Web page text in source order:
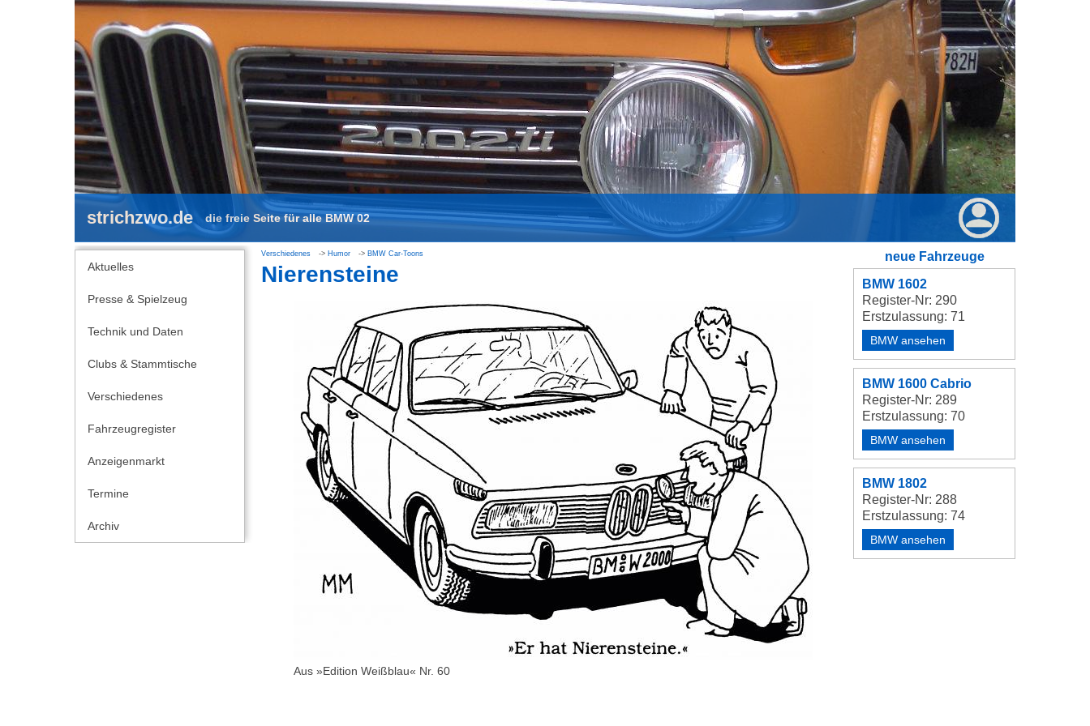
strichzwo.de die freie Seite für alle BMW 02
Aktuelles
Presse & Spielzeug
Technik und Daten
Clubs & Stammtische
Verschiedenes
Fahrzeugregister
Anzeigenmarkt
Termine
Archiv
Verschiedenes Humor BMW Car-Toons
Nierensteine
Aus »Edition Weißblau« Nr. 60
neue Fahrzeuge
BMW 1602
Register-Nr: 290
Erstzulassung: 71
BMW ansehen
BMW 1600 Cabrio
Register-Nr: 289
Erstzulassung: 70
BMW ansehen
BMW 1802
Register-Nr: 288
Erstzulassung: 74
BMW ansehen